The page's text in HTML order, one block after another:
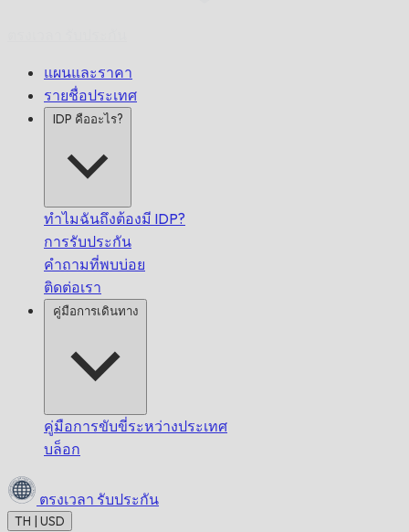
แผนและราคา
รายชื่อประเทศ
IDP คืออะไร?
ทำไมฉันถึงต้องมี IDP?
การรับประกัน
คำถามที่พบบ่อย
ติดต่อเรา
คู่มือการเดินทาง
คู่มือการขับขี่ระหว่างประเทศ
บล็อก
ตรงเวลา รับประกัน
TH | USD